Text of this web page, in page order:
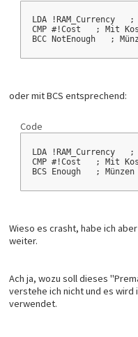
STA $9B
LDA $00
STA $99
LeaveXY:
ASL A
STA $65
STA $66
STZ $67
LDA $1925
ASL A
LDA [$65],y
STZ $06
CLC
ADC $07
TAY
LDA !RAM_Currency   ;
CMP #!Cost   ; Mit
BCC NotEnough   ;
oder mit BCS entsprechend:
Code
LDA !RAM_Currency   ;
CMP #!Cost   ; Mit
BCS Enough   ;
Wieso es crasht, habe ich
weiter.
Ach ja, wozu soll dieses
verstehe ich nicht und es wird
verwendet.